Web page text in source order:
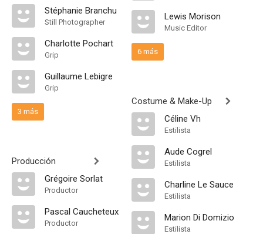
Stéphanie Branchu
Still Photographer
Charlotte Pochart
Grip
Guillaume Lebigre
Grip
3 más
Producción
Grégoire Sorlat
Productor
Pascal Caucheteux
Productor
Lewis Morison
Music Editor
6 más
Costume & Make-Up
Céline Vh
Estilista
Aude Cogrel
Estilista
Charline Le Sauce
Estilista
Marion Di Domizio
Estilista